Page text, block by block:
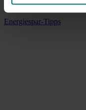
Energiespar-Tipps